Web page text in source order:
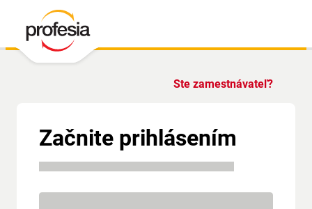
Ste zamestnávateľ?
Začnite prihlásením